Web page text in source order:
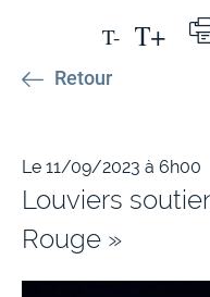
Retour
Le 11/09/2023 à 6h00
Louviers
Rouge »